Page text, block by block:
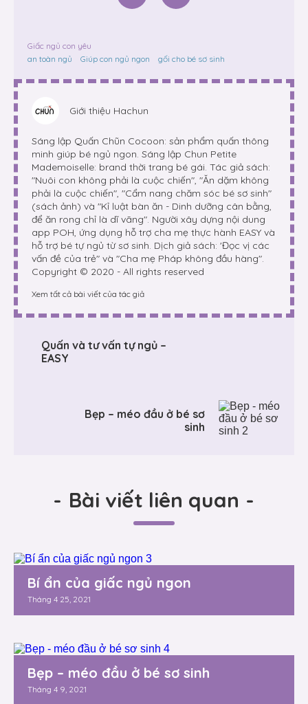
Giấc ngủ con yêu
an toàn ngủ
Giúp con ngủ ngon gối cho bé sơ sinh
Giới thiệu Hachun
Sáng lập Quấn Chũn Cocoon: sản phẩm quấn thông
minh giúp bé ngủ ngon. Sáng lập Chun Petite
Mademoiselle: brand thời trang bé gái. Tác giả sách:
"Nuôi con không phải là cuộc chiến", "Ăn dặm không
phải là cuộc chiến", "Cẩm nang chăm sóc bé sơ sinh"
(sách ảnh) và "Kỉ luật bàn ăn - Dinh dưỡng cân bằng,
để ăn rong chỉ là dĩ vãng". Người xây dựng nội dung
app POH, ứng dụng hỗ trợ cha mẹ thực hành EASY và
hỗ trợ bé tự ngủ từ sơ sinh. Dịch giả sách: 'Đọc vị các
vấn đề của trẻ" và "Cha mẹ Pháp không đầu hàng".
Copyright © 2020 - All rights reserved
Xem tất cả bài viết của tác giả
Quấn và tư vấn tự ngủ –
EASY
Bẹp – méo đầu ở bé sơ
sinh
- Bài viết liên quan -
Bí ẩn của giấc ngủ ngon
Tháng 4 25, 2021
Bẹp – méo đầu ở bé sơ sinh
Tháng 4 9, 2021